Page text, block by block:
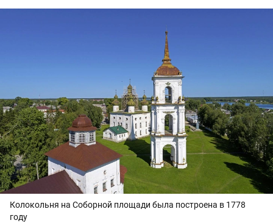
Колокольня на Соборной площади была построена в 1778
году